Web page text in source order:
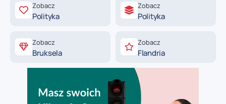
Zobacz
Polityka
Zobacz
Polityka
Zobacz
Bruksela
Zobacz
Flandria